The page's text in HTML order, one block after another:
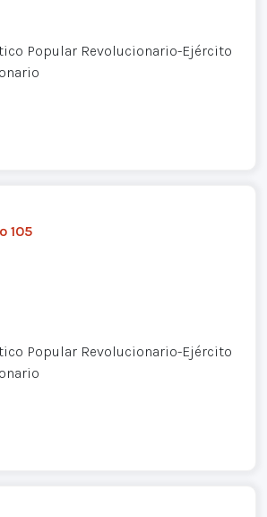
Popular Revolucionario-Ejército
105
Popular Revolucionario-Ejército